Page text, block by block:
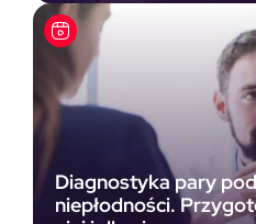
Diagnostyka pary
niepłodności.